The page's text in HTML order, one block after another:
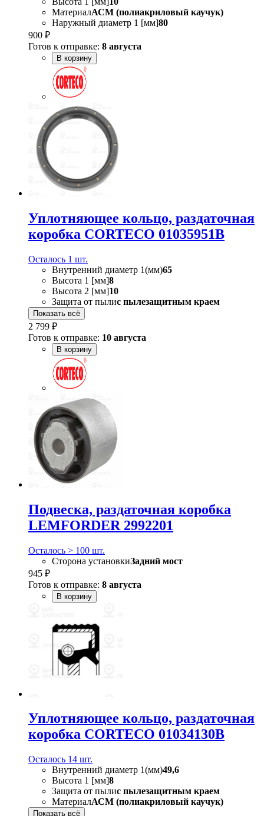
МатериалАСМ (полиакриловый каучук)
Наружный диаметр 1 [мм]80
900 ₽
Готов к отправке: 8 августа
В корзину
Уплотняющее кольцо, раздаточная
коробка CORTECO 01035951B
Осталось 1 шт.
Внутренний диаметр 1(мм)65
Высота 1 [мм]8
Высота 2 [мм]10
Защита от пылис пылезащитным краем
Показать всё
2 799 ₽
Готов к отправке: 10 августа
В корзину
Подвеска, раздаточная коробка
LEMFORDER 2992201
Осталось > 100 шт.
Сторона установкиЗадний мост
945 ₽
Готов к отправке: 8 августа
В корзину
Уплотняющее кольцо, раздаточная
коробка CORTECO 01034130B
Осталось 14 шт.
Внутренний диаметр 1(мм)49,6
Высота 1 [мм]8
Защита от пылис пылезащитным краем
МатериалАСМ (полиакриловый каучук)
Показать всё